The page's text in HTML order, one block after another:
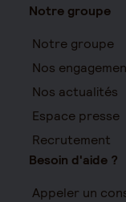
Notre groupe
Notre groupe
Nos
Nos actualités
Espace presse
Recrutement
Besoin d'aide ?
Appeler un